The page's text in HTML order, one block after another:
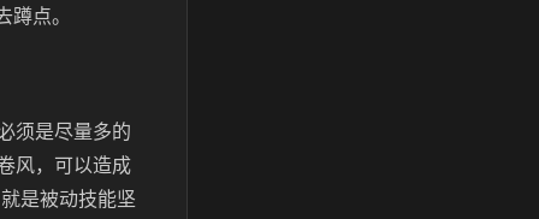
点。
须是尽量多的
风，可以造成
是被动技能坚